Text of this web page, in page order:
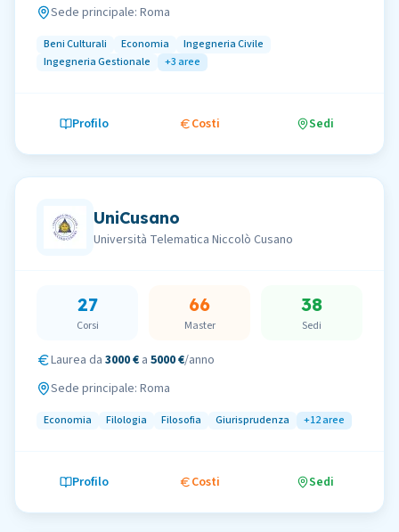
Sede principale: Roma
Beni Culturali Economia
Ingegneria Civile
Ingegneria Gestionale
+3aree
Profilo Costi Sedi
UniCusano
Università Telematica Niccolò Cusano
27
Corsi
66
Master
38
Sedi
Laurea da 3000 € a 5000 €/anno
Sede principale: Roma
Economia Filologia Filosofia Giurisprudenza +12aree
Profilo Costi Sedi